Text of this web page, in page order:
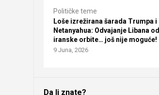
Političke teme
Loše izrežirana šarada Trumpa i
Netanyahua: Odvajanje Libana od
iranske orbite… još nije moguće!
9 Juna, 2026
Da li znate?